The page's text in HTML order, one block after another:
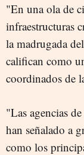
"En una ola de
infraestructuras
la madrugada
califican como
coordinados de
"Las agencias
han señalado a
como los